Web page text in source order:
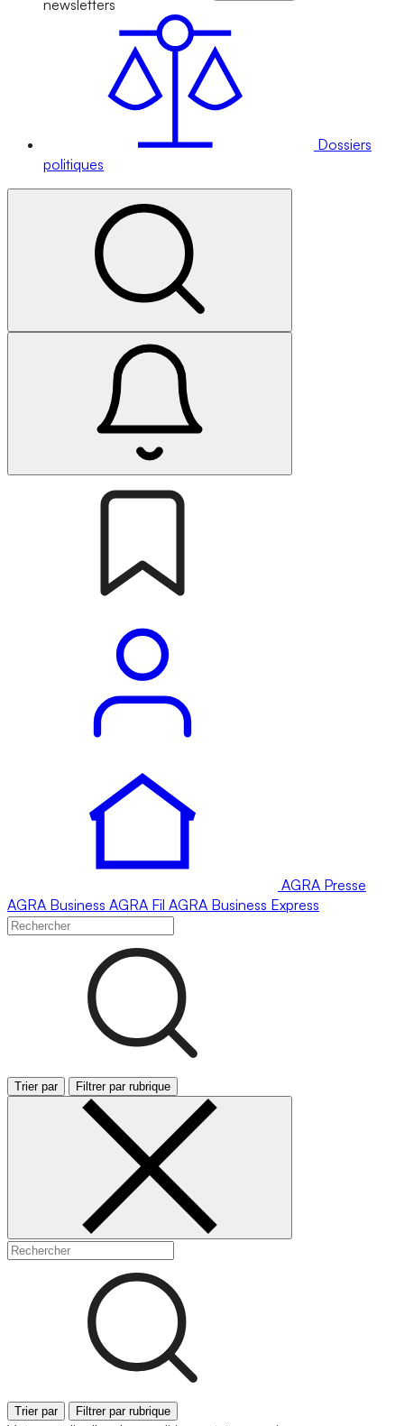
newsletters
Dossiers
politiques
AGRA Presse
AGRA Business AGRA Fil AGRA Business Express
Trier par Filtrer par rubrique
Trier par Filtrer par rubrique